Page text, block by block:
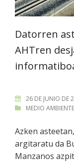
Datorren
AHTren
26 DE JUNIO DE
MEDIO
Azken
argitaratu da
Manzanos